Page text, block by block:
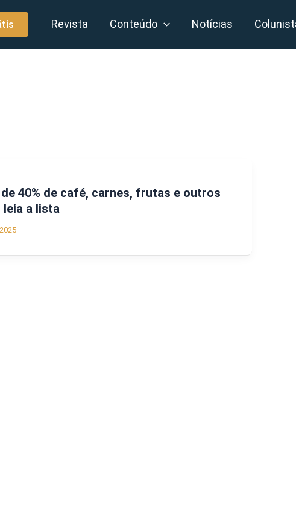
Revista Conteúdo Notícias
40% de café, carnes, frutas e outros
a lista